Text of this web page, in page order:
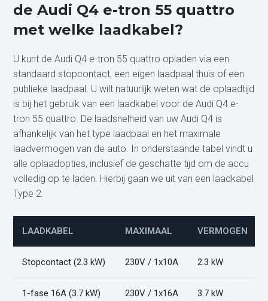
de Audi Q4 e-tron 55 quattro
met welke laadkabel?
U kunt de Audi Q4 e-tron 55 quattro opladen via een
standaard stopcontact, een eigen laadpaal thuis of een
publieke laadpaal. U wilt natuurlijk weten wat de oplaadtijd
is bij het gebruik van een laadkabel voor de Audi Q4 e-
tron 55 quattro. De laadsnelheid van uw Audi Q4 is
afhankelijk van het type laadpaal en het maximale
laadvermogen van de auto. In onderstaande tabel vindt u
alle oplaadopties, inclusief de geschatte tijd om de accu
volledig op te laden. Hierbij gaan we uit van een laadkabel
Type 2.
LAADKABEL MAXIMAAL VERMOGEN
Stopcontact (2.3 kW) 230V / 1x10A 2.3 kW
1-fase 16A (3.7 kW) 230V / 1x16A 3.7 kW